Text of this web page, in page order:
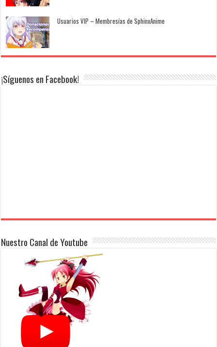
Usuarios VIP – Membresías de SphinxAnime
¡Síguenos en Facebook!
Nuestro Canal de Youtube